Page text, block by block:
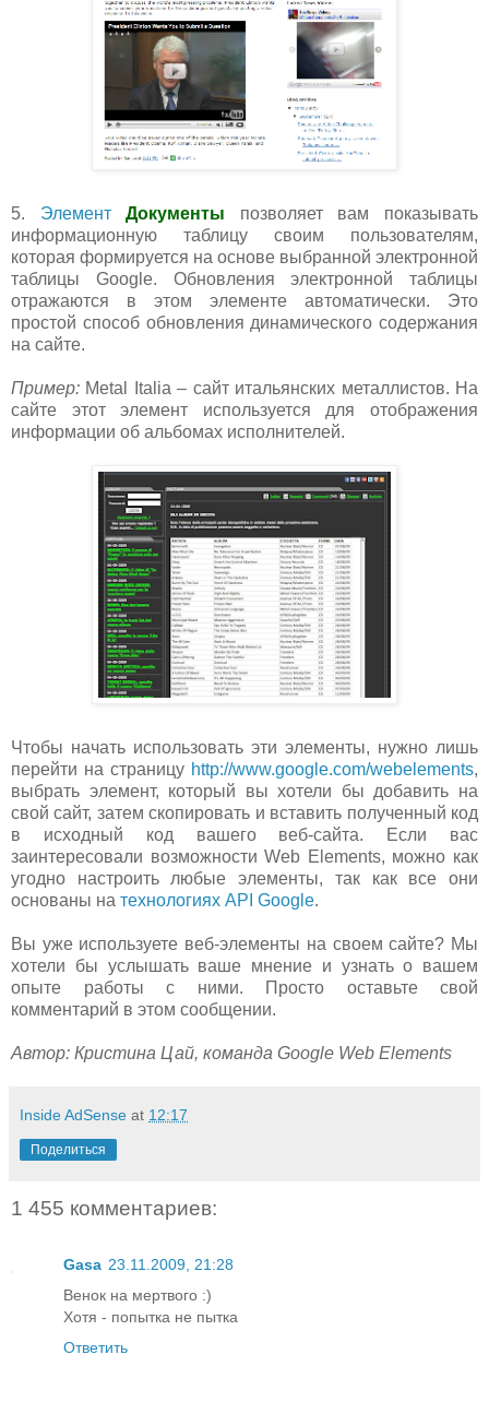
5. Элемент Документы позволяет вам показывать
информационную таблицу своим пользователям,
которая формируется на основе выбранной электронной
таблицы Google. Обновления электронной таблицы
отражаются в этом элементе автоматически. Это
простой способ обновления динамического содержания
на сайте.
Пример: Metal Italia – сайт итальянских металлистов. На
сайте этот элемент используется для отображения
информации об альбомах исполнителей.
Чтобы начать использовать эти элементы, нужно лишь
перейти на страницу http://www.google.com/webelements,
выбрать элемент, который вы хотели бы добавить на
свой сайт, затем скопировать и вставить полученный код
в исходный код вашего веб-сайта. Если вас
заинтересовали возможности Web Elements, можно как
угодно настроить любые элементы, так как все они
основаны на технологиях API Google.
Вы уже используете веб-элементы на своем сайте? Мы
хотели бы услышать ваше мнение и узнать о вашем
опыте работы с ними. Просто оставьте свой
комментарий в этом сообщении.
Автор: Кристина Цай, команда Google Web Elements
Inside AdSense at 12:17
Поделиться
1 455 комментариев:
Gasa 23.11.2009, 21:28
Венок на мертвого :)
Хотя - попытка не пытка
Ответить